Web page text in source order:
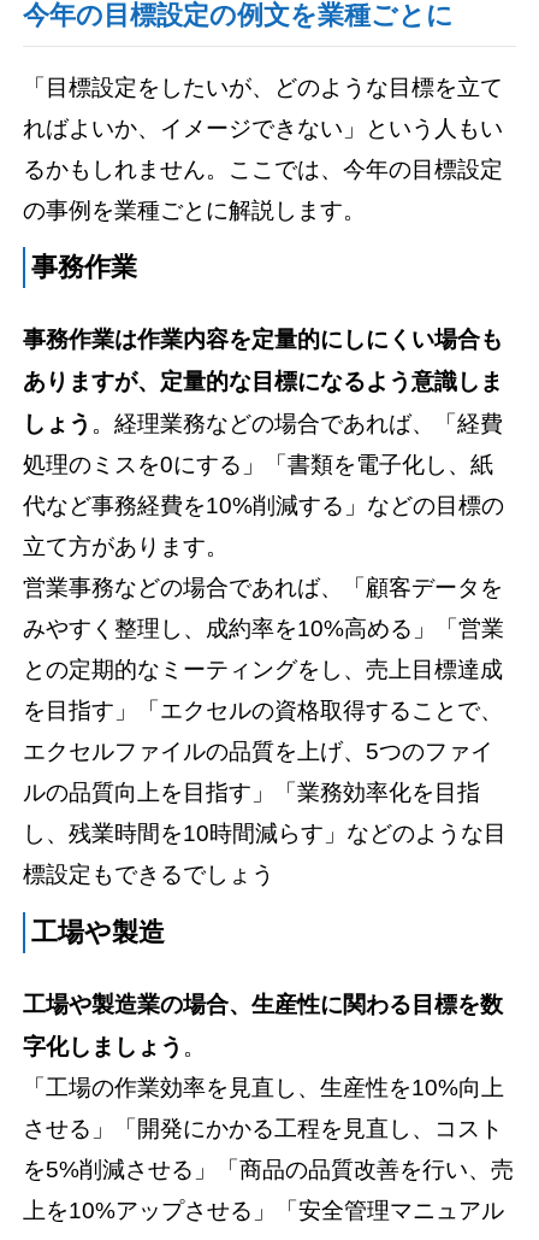
今年の目標設定の例文を業種ごとに
「目標設定をしたいが、どのような目標を立て
ればよいか、イメージできない」という人もい
るかもしれません。ここでは、今年の目標設定
の事例を業種ごとに解説します。
事務作業
事務作業は作業内容を定量的にしにくい場合も
ありますが、定量的な目標になるよう意識しま
しょう 。経理業務などの場合であれば、「経費
処理のミスを0にする」「書類を電子化し、紙
代など事務経費を10%削減する」などの目標の
立て方があります。
営業事務などの場合であれば、「顧客データを
みやすく整理し、成約率を10%高める」「営業
との定期的なミーティングをし、売上目標達成
を目指す」「エクセルの資格取得することで、
エクセルファイルの品質を上げ、5つのファイ
ルの品質向上を目指す」「業務効率化を目指
し、残業時間を10時間減らす」などのような目
標設定もできるでしょう
工場や製造
工場や製造業の場合、生産性に関わる目標を数
字化しましょう 。
「工場の作業効率を見直し、生産性を10%向上
させる」「開発にかかる工程を見直し、コスト
を5%削減させる」「商品の品質改善を行い、売
上を10%アップさせる」「安全管理マニュアル